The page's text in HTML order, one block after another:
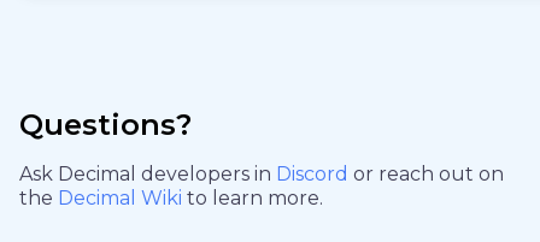
Questions?
Ask Decimal developers in Discord or reach out on
the Decimal Wiki to learn more.